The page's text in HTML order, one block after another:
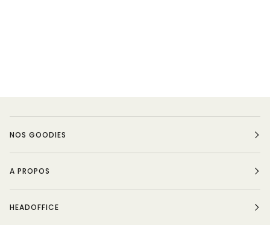
NOS GOODIES
A PROPOS
HEADOFFICE